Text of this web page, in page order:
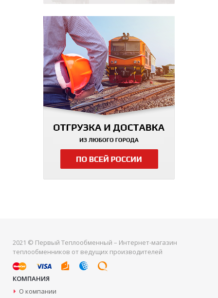
2021 © Первый Теплообменный – Интернет-магазин
теплообменников от ведущих производителей
КОМПАНИЯ
О компании